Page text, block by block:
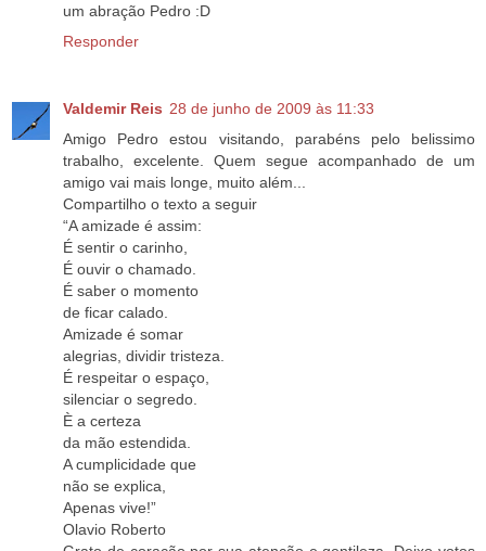
um abração Pedro :D
Responder
Valdemir Reis 28 de junho de 2009 às 11:33
Amigo Pedro estou visitando, parabéns pelo belissimo
trabalho, excelente. Quem segue acompanhado de um
amigo vai mais longe, muito além...
Compartilho o texto a seguir
“A amizade é assim:
É sentir o carinho,
É ouvir o chamado.
É saber o momento
de ficar calado.
Amizade é somar
alegrias, dividir tristeza.
É respeitar o espaço,
silenciar o segredo.
È a certeza
da mão estendida.
A cumplicidade que
não se explica,
Apenas vive!”
Olavio Roberto